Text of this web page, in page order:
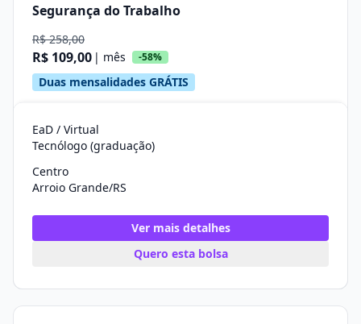
Segurança do Trabalho
R$ 258,00
R$ 109,00 | mês -58%
Duas mensalidades GRÁTIS
EaD / Virtual
Tecnólogo (graduação)
Centro
Arroio Grande/RS
Ver mais detalhes
Quero esta bolsa